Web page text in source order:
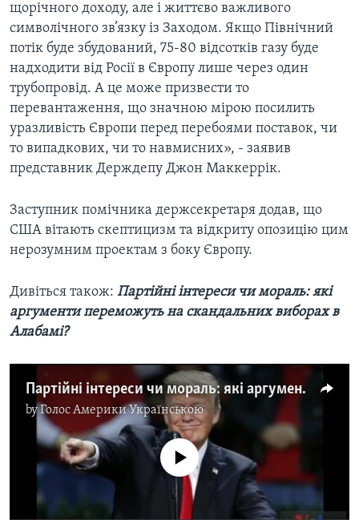
щорічного доходу, але і життєво важливого
символічного зв’язку із Заходом. Якщо Північний
потік буде збудований, 75-80 відсотків газу буде
надходити від Росії в Європу лише через один
трубопровід. А це може призвести то
перевантаження, що значною мірою посилить
уразливість Європи перед перебоями поставок, чи
то випадкових, чи то навмисних», - заявив
представник Держдепу Джон Маккеррік.
Заступник помічника держсекретаря додав, що
США вітають скептицизм та відкриту опозицію цим
нерозумним проектам з боку Європу.
Дивіться також: Партійні інтереси чи мораль: які
аргументи переможуть на скандальних виборах в
Алабамі?
Партійні інтереси чи мораль: які аргументи переможуть на скандальних виборах в Алабамі? Відео
byГолос Америки Українською
No media source currently available